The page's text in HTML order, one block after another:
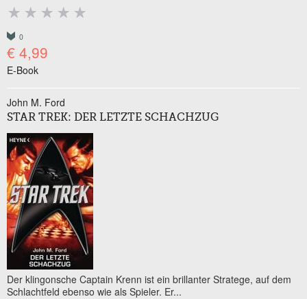
0
€ 4,99
E-Book
John M. Ford
STAR TREK: DER LETZTE SCHACHZUG
Der klingonsche Captain Krenn ist ein brillanter Stratege, auf dem
Schlachtfeld ebenso wie als Spieler. Er...